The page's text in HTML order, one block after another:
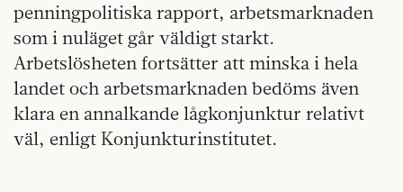
penningpolitiska rapport, arbetsmarknaden
som i nuläget går väldigt starkt.
Arbetslösheten fortsätter att minska i hela
landet och arbetsmarknaden bedöms även
klara en annalkande lågkonjunktur relativt
väl, enligt Konjunkturinstitutet.